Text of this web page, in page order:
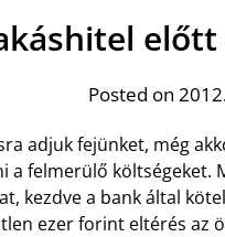
Posted on
adjuk fejünket, még
a felmerülő
kezdve a bank által
ezer forint eltérés az